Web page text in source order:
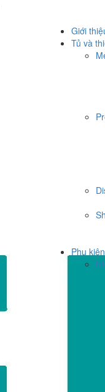
Giới
Tủ và
Phụ kiện